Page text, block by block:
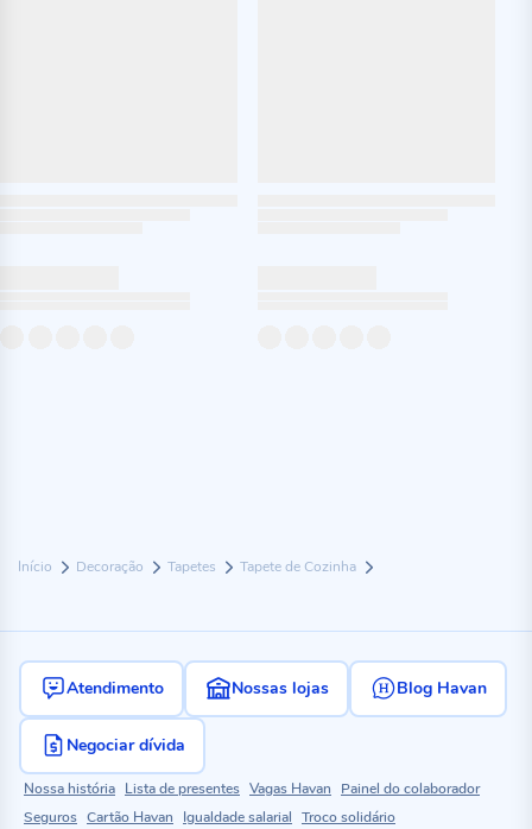
Início Decoração Tapetes Tapete de Cozinha
Atendimento Nossas lojas Blog Havan
Negociar dívida
Nossa história Lista de presentes Vagas Havan
Painel do colaborador
Seguros Cartão Havan Igualdade salarial Troco solidário